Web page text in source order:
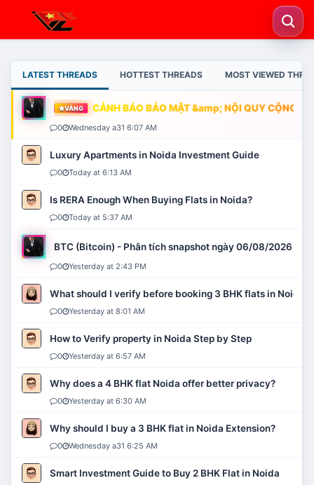
LATEST THREADS HOTTEST THREADS MOST VIEWED
VÀNG CẢNH BÁO BẢO MẬT &amp; NỘI QUY CỘNG
0 Wednesday a31 6:07 AM
Luxury Apartments in Noida Investment Guide
0 Today at 6:13 AM
Is RERA Enough When Buying Flats in Noida?
0 Today at 5:37 AM
BTC (Bitcoin) - Phân tích snapshot ngày 06/08/2026
0 Yesterday at 2:43 PM
What should I verify before booking 3 BHK flats in Noida?
0 Yesterday at 8:01 AM
How to Verify property in Noida Step by Step
0 Yesterday at 6:57 AM
Why does a 4 BHK flat Noida offer better privacy?
0 Yesterday at 6:30 AM
Why should I buy a 3 BHK flat in Noida Extension?
0 Wednesday a31 6:25 AM
Smart Investment Guide to Buy 2 BHK Flat in Noida